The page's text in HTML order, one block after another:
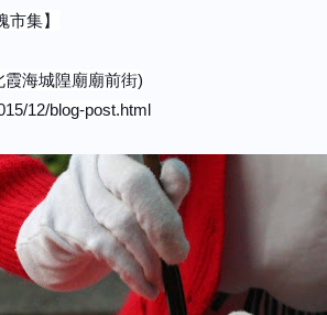
集】
霞海城隍廟廟前街)
12/blog-post.html